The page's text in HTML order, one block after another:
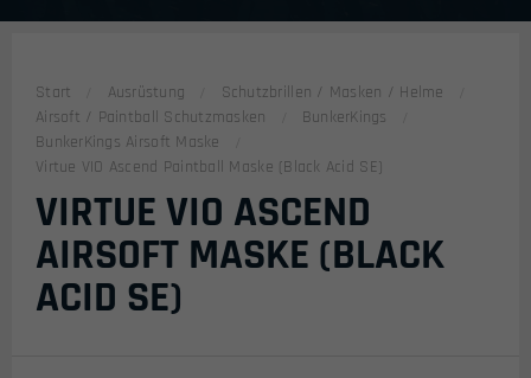
Start Ausrüstung
Schutzbrillen / Masken / Helme
Airsoft / Paintball Schutzmasken
BunkerKings
BunkerKings Airsoft Maske
Virtue VIO Ascend Paintball Maske (Black Acid SE)
VIRTUE VIO ASCEND
AIRSOFT MASKE (BLACK
ACID SE)